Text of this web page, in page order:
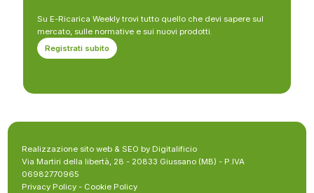
Su E-Ricarica Weekly trovi tutto quello che devi sapere sul
mercato, sulle normative e sui nuovi prodotti.
Registrati subito
Realizzazione sito web & SEO by Digitalificio
Via Martiri della libertà, 28 - 20833 Giussano (MB) - P.IVA
06982770965
Privacy Policy - Cookie Policy